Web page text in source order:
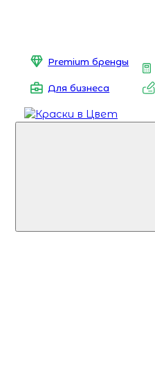
Premium бренды
Для бизнеса